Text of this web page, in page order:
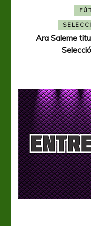
Ara Saleme